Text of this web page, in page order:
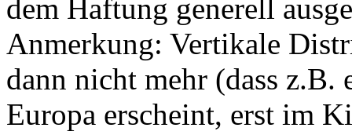
dem Haftung generell
Anmerkung: Vertikale
dann nicht mehr (dass
Europa erscheint, erst im